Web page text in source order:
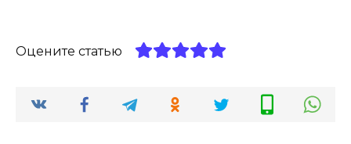
Оцените статью